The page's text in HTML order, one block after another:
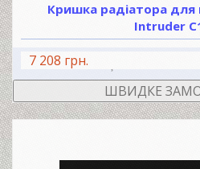
Кришка радіатора для
Intruder
7 208 грн.
ШВИДКЕ